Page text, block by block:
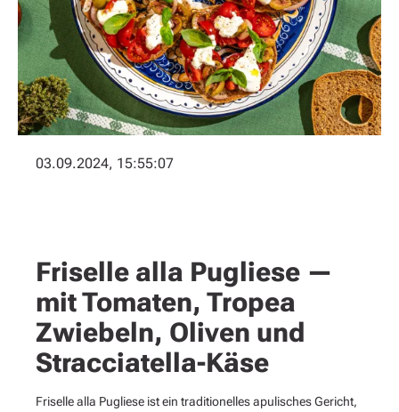
03.09.2024, 15:55:07
Friselle alla Pugliese —
mit Tomaten, Tropea
Zwiebeln, Oliven und
Stracciatella-Käse
Friselle alla Pugliese ist ein traditionelles apulisches Gericht,